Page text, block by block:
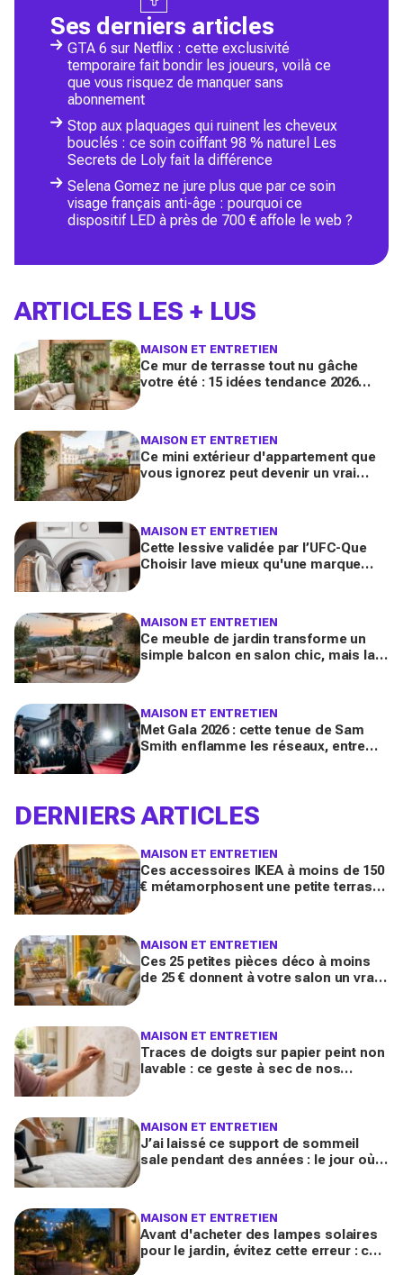
Ses derniers articles
GTA 6 sur Netflix : cette exclusivité
temporaire fait bondir les joueurs, voilà ce
que vous risquez de manquer sans
abonnement
Stop aux plaquages qui ruinent les cheveux
bouclés : ce soin coiffant 98 % naturel Les
Secrets de Loly fait la différence
Selena Gomez ne jure plus que par ce soin
visage français anti-âge : pourquoi ce
dispositif LED à près de 700 € affole le web ?
ARTICLES LES + LUS
MAISON ET ENTRETIEN
Ce mur de terrasse tout nu gâche
votre été : 15 idées tendance 2026
MAISON ET ENTRETIEN
Ce mini extérieur d'appartement que
vous ignorez peut devenir un vrai
MAISON ET ENTRETIEN
Cette lessive validée par l’UFC-Que
Choisir lave mieux qu'une marque
MAISON ET ENTRETIEN
Ce meuble de jardin transforme un
simple balcon en salon chic, mais la
MAISON ET ENTRETIEN
Met Gala 2026 : cette tenue de Sam
Smith enflamme les réseaux, entre
DERNIERS ARTICLES
MAISON ET ENTRETIEN
Ces accessoires IKEA à moins de 150
€ métamorphosent une petite terrasse
MAISON ET ENTRETIEN
Ces 25 petites pièces déco à moins
de 25 € donnent à votre salon un vrai
MAISON ET ENTRETIEN
Traces de doigts sur papier peint non
lavable : ce geste à sec de nos
MAISON ET ENTRETIEN
J’ai laissé ce support de sommeil
sale pendant des années : le jour où
MAISON ET ENTRETIEN
Avant d'acheter des lampes solaires
pour le jardin, évitez cette erreur : ces